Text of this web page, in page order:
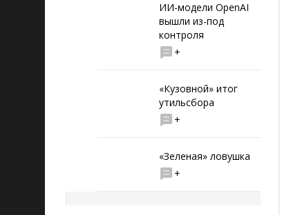
ИИ-модели OpenAI
вышли из-под
контроля
+
«Кузовной» итог
утильсбора
+
«Зеленая» ловушка
+